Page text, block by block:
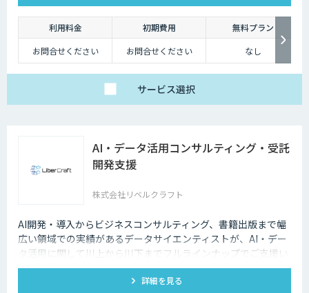
利用料金 初期費用
無料プラン
お問合せください
お問合せください なし
サービス選択
AI・データ活用コンサルティング・受託
開発支援
株式会社リベルクラフト
AI開発・導入からビジネスコンサルティング、書籍出版まで幅
広い領域での実績があるデータサイエンティストが、AI・デー
タ活用に関して川上から川下までフルラインナップでご支援い
たします。
詳細を見る